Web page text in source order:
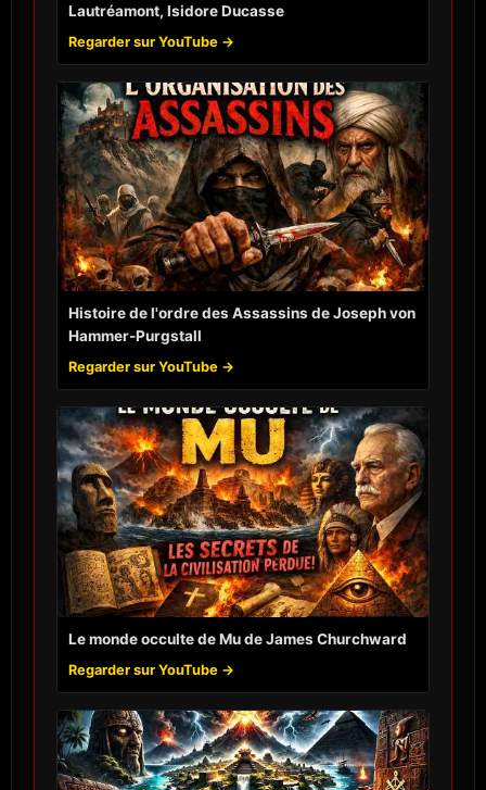
Lautréamont, Isidore Ducasse
Regarder sur YouTube →
Histoire de l'ordre des Assassins de Joseph von
Hammer-Purgstall
Regarder sur YouTube →
Le monde occulte de Mu de James Churchward
Regarder sur YouTube →